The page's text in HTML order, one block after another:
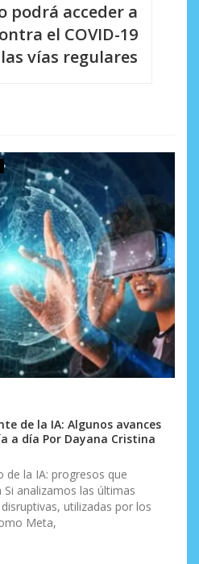
podrá acceder a
el COVID-19
vías regulares
de la IA: Algunos avances
a día Por Dayana Cristina
de la IA: progresos que
analizamos las últimas
utilizadas por los
Meta,